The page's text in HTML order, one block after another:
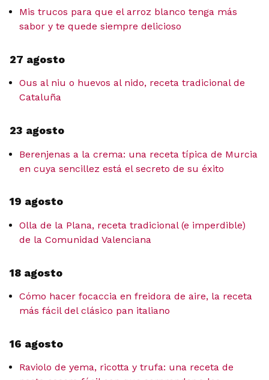
Mis trucos para que el arroz blanco tenga más
sabor y te quede siempre delicioso
27 agosto
Ous al niu o huevos al nido, receta tradicional de
Cataluña
23 agosto
Berenjenas a la crema: una receta típica de Murcia
en cuya sencillez está el secreto de su éxito
19 agosto
Olla de la Plana, receta tradicional (e imperdible)
de la Comunidad Valenciana
18 agosto
Cómo hacer focaccia en freidora de aire, la receta
más fácil del clásico pan italiano
16 agosto
Raviolo de yema, ricotta y trufa: una receta de